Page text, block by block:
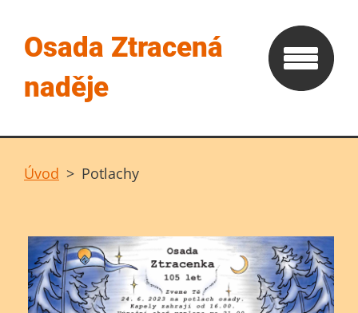
Osada Ztracená
naděje
Úvod > Potlachy